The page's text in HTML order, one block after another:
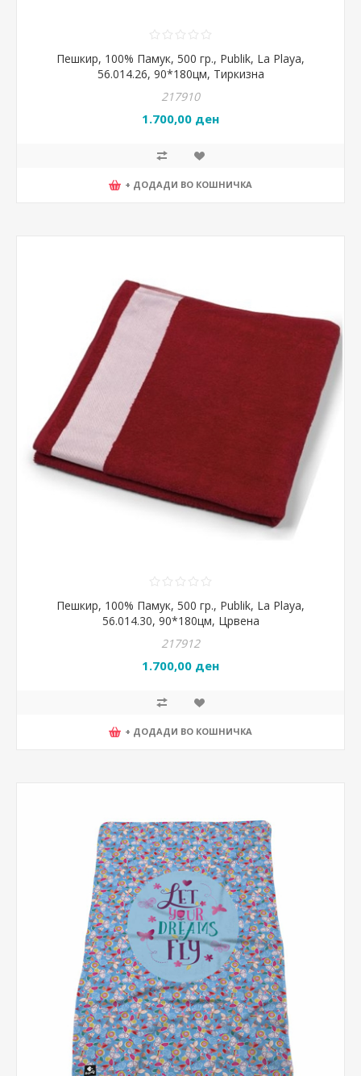
Пешкир, 100% Памук, 500 гр., Publik, La Playa,
56.014.26, 90*180цм, Тиркизна
217910
1.700,00 ден
+ ДОДАДИ ВО КОШНИЧКА
Пешкир, 100% Памук, 500 гр., Publik, La Playa,
56.014.30, 90*180цм, Црвена
217912
1.700,00 ден
+ ДОДАДИ ВО КОШНИЧКА